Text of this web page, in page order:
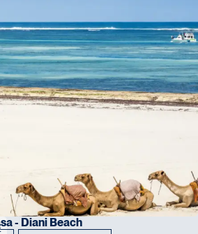
- Diani Beach